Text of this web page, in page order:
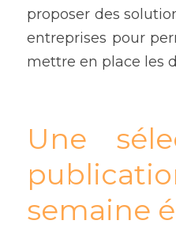
proposer des
entreprises pour
mettre en place les
Une
semaine